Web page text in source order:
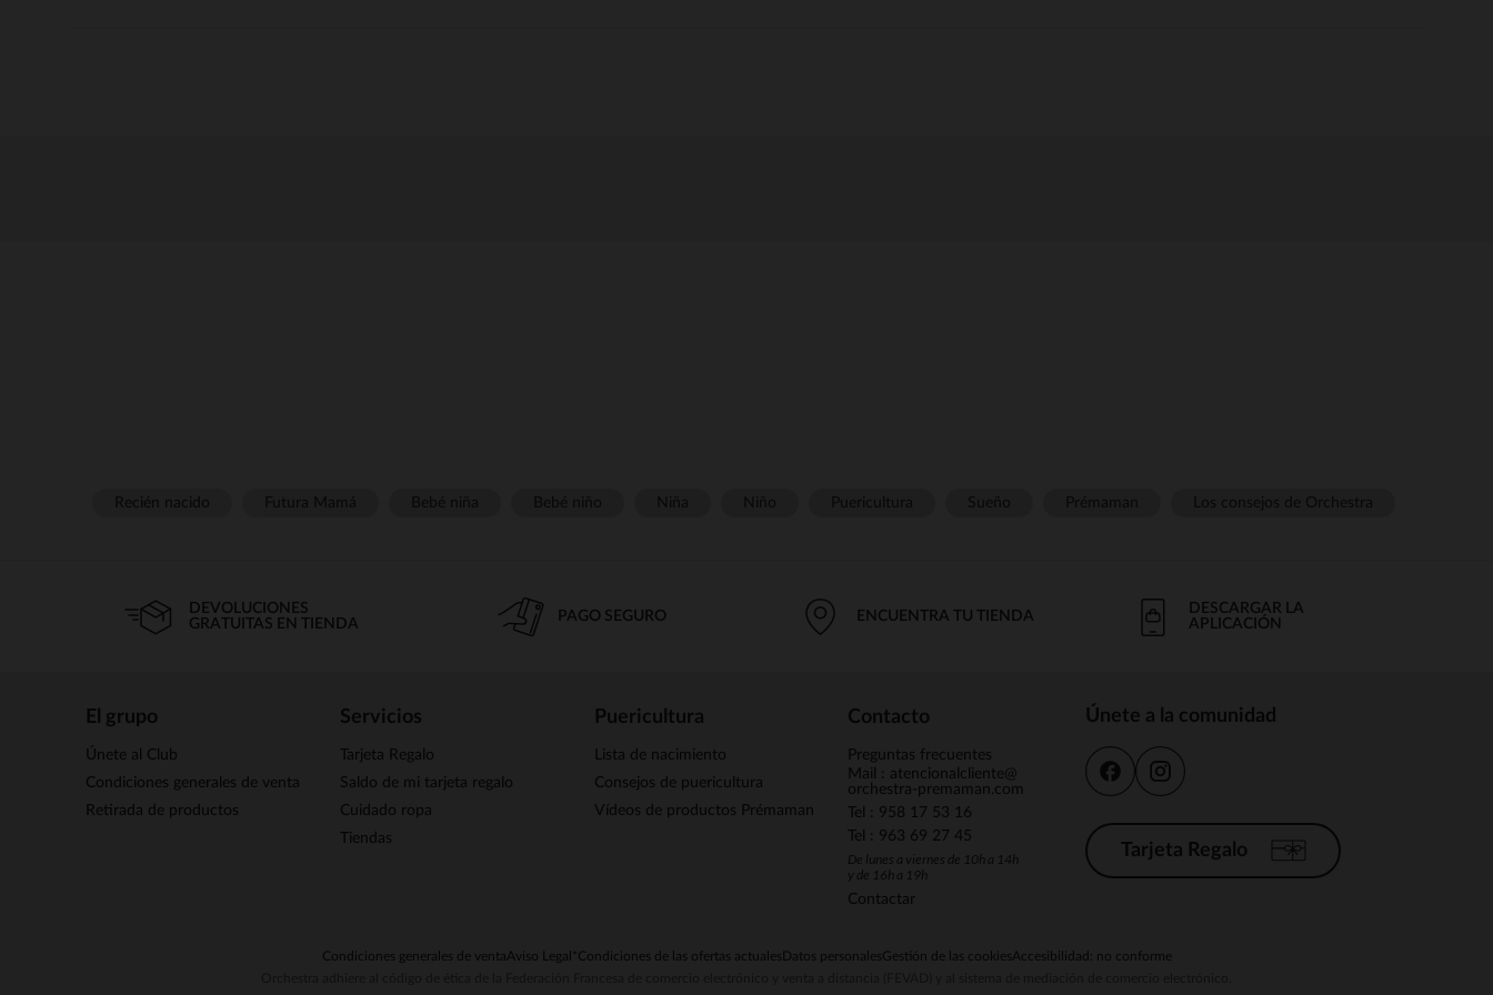
DEVOLUCIONES
GRATUITAS EN TIENDA
PAGO SEGURO ENCUENTRA TU TIENDA
DESCARGAR LA
APLICACIÓN
El grupo
Únete al Club
Condiciones generales de venta
Retirada de productos
Servicios
Tarjeta Regalo
Saldo de mi tarjeta regalo
Cuidado ropa
Tiendas
Puericultura
Lista de nacimiento
Consejos de puericultura
Vídeos de productos Prémaman
Contacto
Preguntas frecuentes
Mail : atencionalcliente@
orchestra-premaman.com
Tel : 958 17 53 16
Tel : 963 69 27 45
De lunes a viernes de 10h a 14h
y de 16h a 19h
Contactar
Únete a la comunidad
Tarjeta Regalo
Condiciones generales de ventaAviso Legal *Condiciones de las ofertas actuales Datos personalesGestión de las cookiesAccesibilidad: no conforme